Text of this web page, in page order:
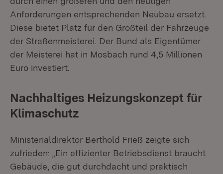
Anforderungen entsprechenden Neubau ersetzt.
Diese bietet Platz für den Großteil der Fahrzeuge
der Straßenmeisterei. Der Bund als Eigentümer
der Meisterei hat in Mosbach rund 4,5 Millionen
Euro investiert.
Nachhaltiges Heizungskonzept für
Klimaschutz
Ministerialdirektor Berthold Frieß zeigte sich
zufrieden: „Ein effizienter Betriebsdienst braucht
Gebäude, die gut durchdacht und praktisch